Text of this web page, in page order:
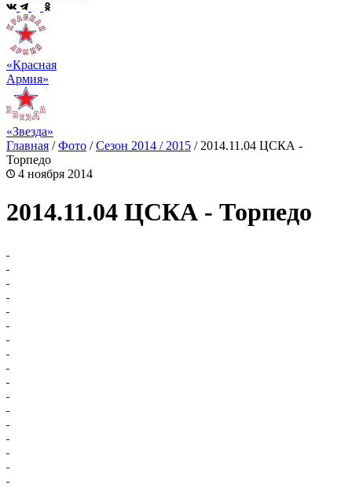
«Красная
Армия»
«Звезда»
Главная /Фото /Сезон 2014 / 2015 / 2014.11.04 ЦСКА -
Торпедо
4 ноября 2014
2014.11.04 ЦСКА - Торпедо